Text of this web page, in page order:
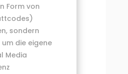
Form von
sondern
die eigene
Media